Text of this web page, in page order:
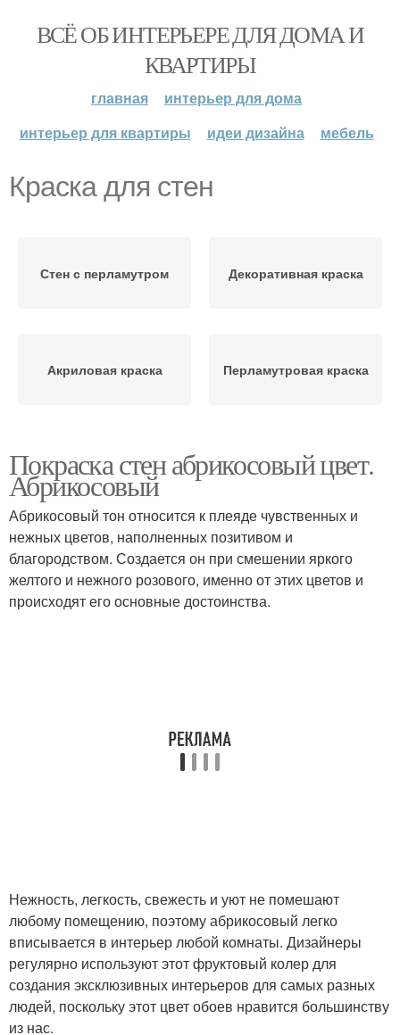
ВСЁ ОБ ИНТЕРЬЕРЕ ДЛЯ ДОМА И
КВАРТИРЫ
главная
интерьер для дома
интерьер для квартиры
идеи дизайна мебель
Краска для стен
Стен с перламутром Декоративная краска
Акриловая краска Перламутровая краска
Покраска стен абрикосовый цвет.
Абрикосовый
Абрикосовый тон относится к плеяде чувственных и
нежных цветов, наполненных позитивом и
благородством. Создается он при смешении яркого
желтого и нежного розового, именно от этих цветов и
происходят его основные достоинства.
Нежность, легкость, свежесть и уют не помешают
любому помещению, поэтому абрикосовый легко
вписывается в интерьер любой комнаты. Дизайнеры
регулярно используют этот фруктовый колер для
создания эксклюзивных интерьеров для самых разных
людей, поскольку этот цвет обоев нравится большинству
из нас.